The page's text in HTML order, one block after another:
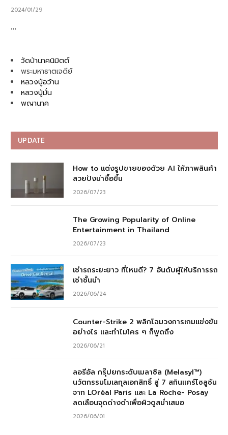
2024/01/29
…
วัดป่านาคนิมิตต์
พระมหาธาตเจดีย์
หลวงปู่อว้าน
หลวงปู่มั่น
พญานาค
UPDATE
How to แต่งรูปขายของด้วย AI ให้ภาพสินค้า
สวยปังน่าซื้อขึ้น
2026/07/23
The Growing Popularity of Online
Entertainment in Thailand
2026/07/23
เช่ารถระยะยาว ที่ไหนดี? 7 อันดับผู้ให้บริการรถ
เช่าชั้นนำ
2026/06/24
Counter-Strike 2 พลิกโฉมวงการเกมแข่งขัน
อย่างไร และทำไมใคร ๆ ก็พูดถึง
2026/06/21
ลอรีอัล กรุ๊ปยกระดับเมลาซิล (Melasyl™)
นวัตกรรมโมเลกุลเอกสิทธิ์ สู่ 7 สกินแคร์โซลูชัน
จาก LOréal Paris และ La Roche- Posay
ลดเลือนจุดด่างดำเพื่อผิวดูสม่ำเสมอ
2026/06/01